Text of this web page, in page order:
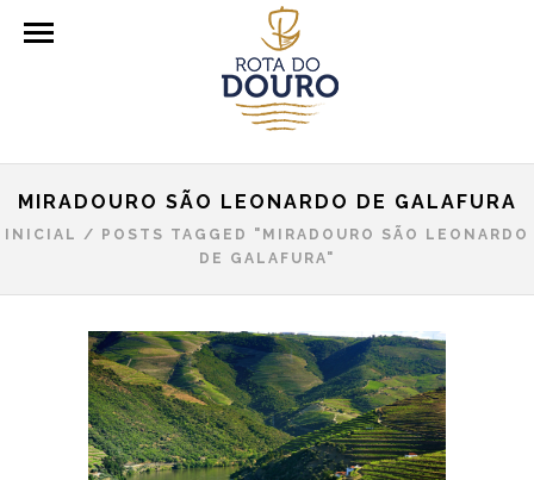
MIRADOURO SÃO LEONARDO DE GALAFURA
INICIAL /
POSTS TAGGED "MIRADOURO SÃO LEONARDO
DE GALAFURA"